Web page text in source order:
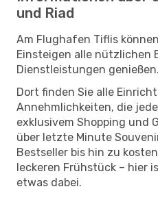
und Riad
Am Flughafen Tiflis
Einsteigen alle nützlichen
Dienstleistungen genießen.
Dort finden Sie alle
Annehmlichkeiten, die
exklusivem Shopping und
über letzte Minute
Bestseller bis hin zu
leckeren Frühstück – hier
etwas dabei.